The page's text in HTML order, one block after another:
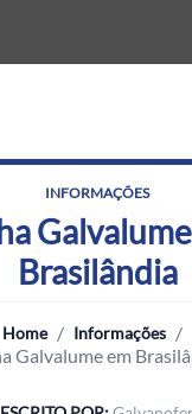
INFORMAÇÕES
Brasilândia
Home / Informações /
Galvalume em